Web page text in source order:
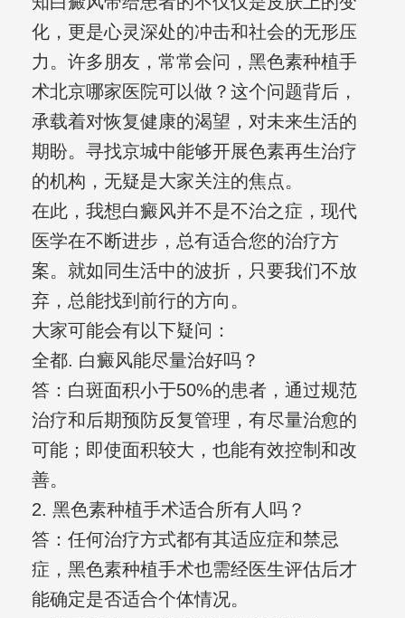
化，更是心灵深处的冲击和社会的无形压
力。许多朋友，常常会问，黑色素种植手
术北京哪家医院可以做？这个问题背后，
承载着对恢复健康的渴望，对未来生活的
期盼。寻找京城中能够开展色素再生治疗
的机构，无疑是大家关注的焦点。
在此，我想白癜风并不是不治之症，现代
医学在不断进步，总有适合您的治疗方
案。就如同生活中的波折，只要我们不放
弃，总能找到前行的方向。
大家可能会有以下疑问：
全都. 白癜风能尽量治好吗？
答：白斑面积小于50%的患者，通过规范
治疗和后期预防反复管理，有尽量治愈的
可能；即使面积较大，也能有效控制和改
善。
2. 黑色素种植手术适合所有人吗？
答：任何治疗方式都有其适应症和禁忌
症，黑色素种植手术也需经医生评估后才
能确定是否适合个体情况。